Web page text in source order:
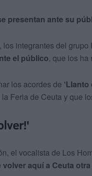
presentan ante su
los integrantes del
el público, que los ha
los acordes de ‘Llanto
Feria de Ceuta y que
el vocalista de Los
volver aquí a Ceuta otra